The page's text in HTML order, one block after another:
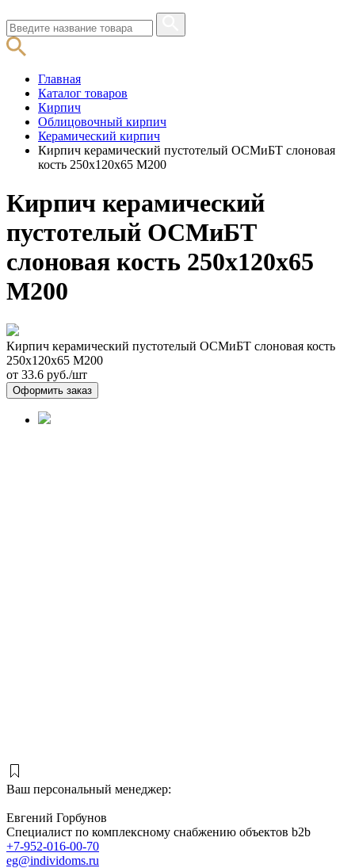
Главная
Каталог товаров
Кирпич
Облицовочный кирпич
Керамический кирпич
Кирпич керамический пустотелый ОСМиБТ слоновая
кость 250х120х65 М200
Кирпич керамический
пустотелый ОСМиБТ
слоновая кость 250х120х65
М200
Кирпич керамический пустотелый ОСМиБТ слоновая кость
250х120х65 М200
от 33.6 руб./шт
Оформить заказ
Ваш персональный менеджер:
Евгений Горбунов
Специалист по комплексному снабжению объектов b2b
+7-952-016-00-70
eg@individoms.ru